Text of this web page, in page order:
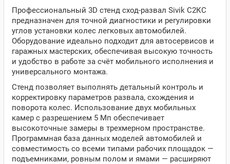
Профессиональный 3D стенд сход-развал Sivik С2КС
предназначен для точной диагностики и регулировки
углов установки колес легковых автомобилей.
Оборудование идеально подходит для автосервисов и
гаражных мастерских, обеспечивая высокую точность
и удобство в работе за счёт мобильного исполнения и
универсального монтажа.
Стенд позволяет выполнять детальный контроль и
корректировку параметров развала, схождения и
поворота колес. Использование двух мобильных
камер с разрешением 5 Мп обеспечивает
высокоточные замеры в трехмерном пространстве.
Программная база данных моделей автомобилей и
совместимость со всеми типами рабочих площадок —
подъемниками, ровным полом и ямами — расширяют